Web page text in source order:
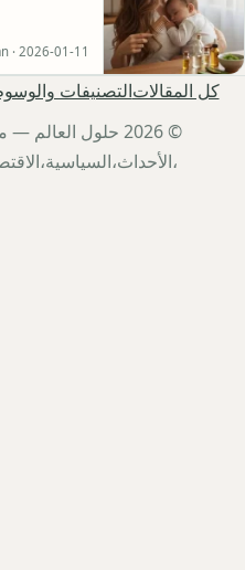
· 2026-01-11
كل المقالاتالتصنيفات
© 2026 حلول